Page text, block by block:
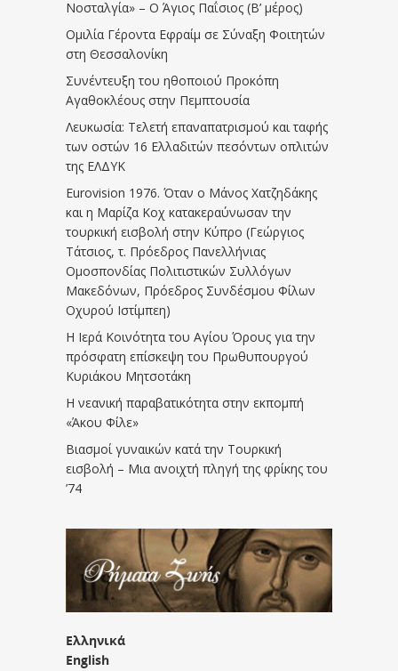
Νοσταλγία» – Ο Άγιος Παΐσιος (Β’ μέρος)
Ομιλία Γέροντα Εφραίμ σε Σύναξη Φοιτητών
στη Θεσσαλονίκη
Συνέντευξη του ηθοποιού Προκόπη
Αγαθοκλέους στην Πεμπτουσία
Λευκωσία: Τελετή επαναπατρισμού και ταφής
των οστών 16 Ελλαδιτών πεσόντων οπλιτών
της ΕΛΔΥΚ
Eurovision 1976. Όταν ο Μάνος Χατζηδάκης
και η Μαρίζα Κοχ κατακεραύνωσαν την
τουρκική εισβολή στην Κύπρο (Γεώργιος
Τάτσιος, τ. Πρόεδρος Πανελλήνιας
Ομοσπονδίας Πολιτιστικών Συλλόγων
Μακεδόνων, Πρόεδρος Συνδέσμου Φίλων
Οχυρού Ιστίμπεη)
Η Ιερά Κοινότητα του Αγίου Όρους για την
πρόσφατη επίσκεψη του Πρωθυπουργού
Κυριάκου Μητσοτάκη
Η νεανική παραβατικότητα στην εκπομπή
«Άκου Φίλε»
Βιασμοί γυναικών κατά την Τουρκική
εισβολή – Μια ανοιχτή πληγή της φρίκης του
’74
Ελληνικά
English